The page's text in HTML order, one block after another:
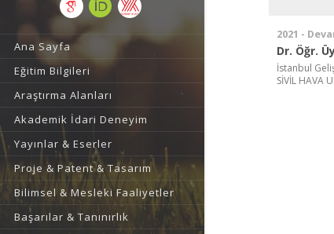
Ana Sayfa
Eğitim Bilgileri
Araştırma Alanları
Akademik İdari Deneyim
Yayınlar & Eserler
Proje & Patent & Tasarım
Bilimsel & Mesleki Faaliyetler
Başarılar & Tanınırlık
2021 -
Dr. Öğr.
İstanbul
SİVİL HAVA